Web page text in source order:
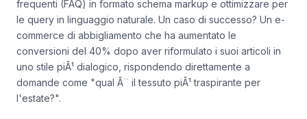
a domande in modo diretto e naturale. Questo significa
adottare un tono piÃ¹ colloquiale, utilizzare domande
frequenti (FAQ) in formato schema markup e ottimizzare per
le query in linguaggio naturale. Un caso di successo? Un e-
commerce di abbigliamento che ha aumentato le
conversioni del 40% dopo aver riformulato i suoi articoli in
uno stile piÃ¹ dialogico, rispondendo direttamente a